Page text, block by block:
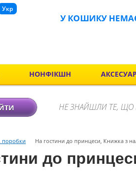
Укр
У КОШИКУ
НОНФІКШН
НЕ ЗНАЙШЛИ ТЕ, ЩО
поробки На гостини до принцеси, Книжка з
до